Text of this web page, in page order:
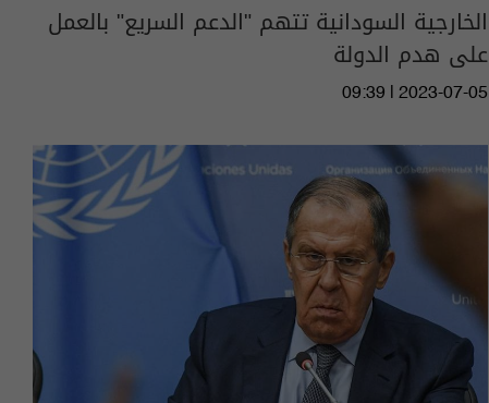
الخارجية السودانية تتهم "الدعم السريع" بالعمل
على هدم الدولة
09:39 | 2023-07-05